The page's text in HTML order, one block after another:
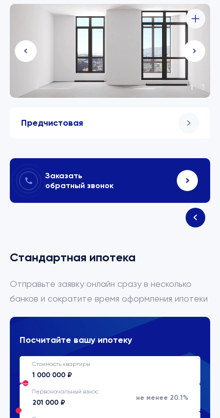
Предчистовая
1 /3
Заказать
обратный звонок
Стандартная ипотека
Отправьте заявку онлайн сразу в несколько
банков и сократите время оформления ипотеки
Посчитайте вашу ипотеку
Стоимость квартиры
Первоначальный взнос
не менее 20.1%